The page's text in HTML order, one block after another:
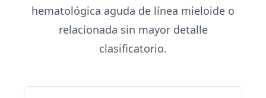
hematológica aguda de línea mieloide o
relacionada sin mayor detalle
clasificatorio.